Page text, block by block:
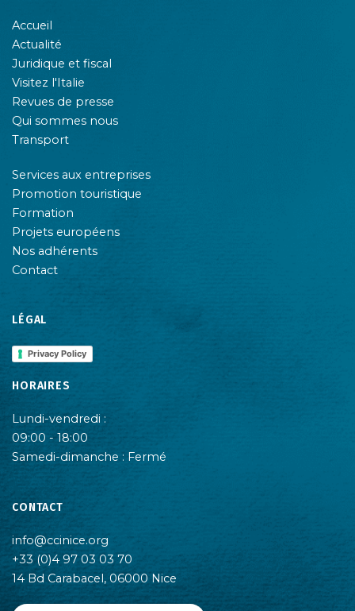
Accueil
Actualité
Juridique et fiscal
Visitez l'Italie
Revues de presse
Qui sommes nous
Transport
Services aux entreprises
Promotion touristique
Formation
Projets européens
Nos adhérents
Contact
LÉGAL
Privacy Policy
HORAIRES
Lundi-vendredi :
09:00 - 18:00
Samedi-dimanche : Fermé
CONTACT
info@ccinice.org
+33 (0)4 97 03 03 70
14 Bd Carabacel, 06000 Nice